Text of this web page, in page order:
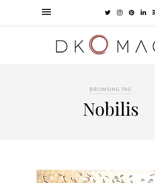
BROWSING TAG
Nobilis